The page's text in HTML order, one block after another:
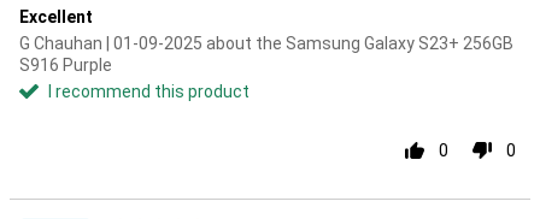
Excellent
G Chauhan | 01-09-2025 about the Samsung Galaxy S23+ 256GB
S916 Purple
I recommend this product
0 0